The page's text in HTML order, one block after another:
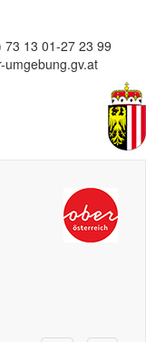
73 13 01-27 23 99
umgebung.gv.at